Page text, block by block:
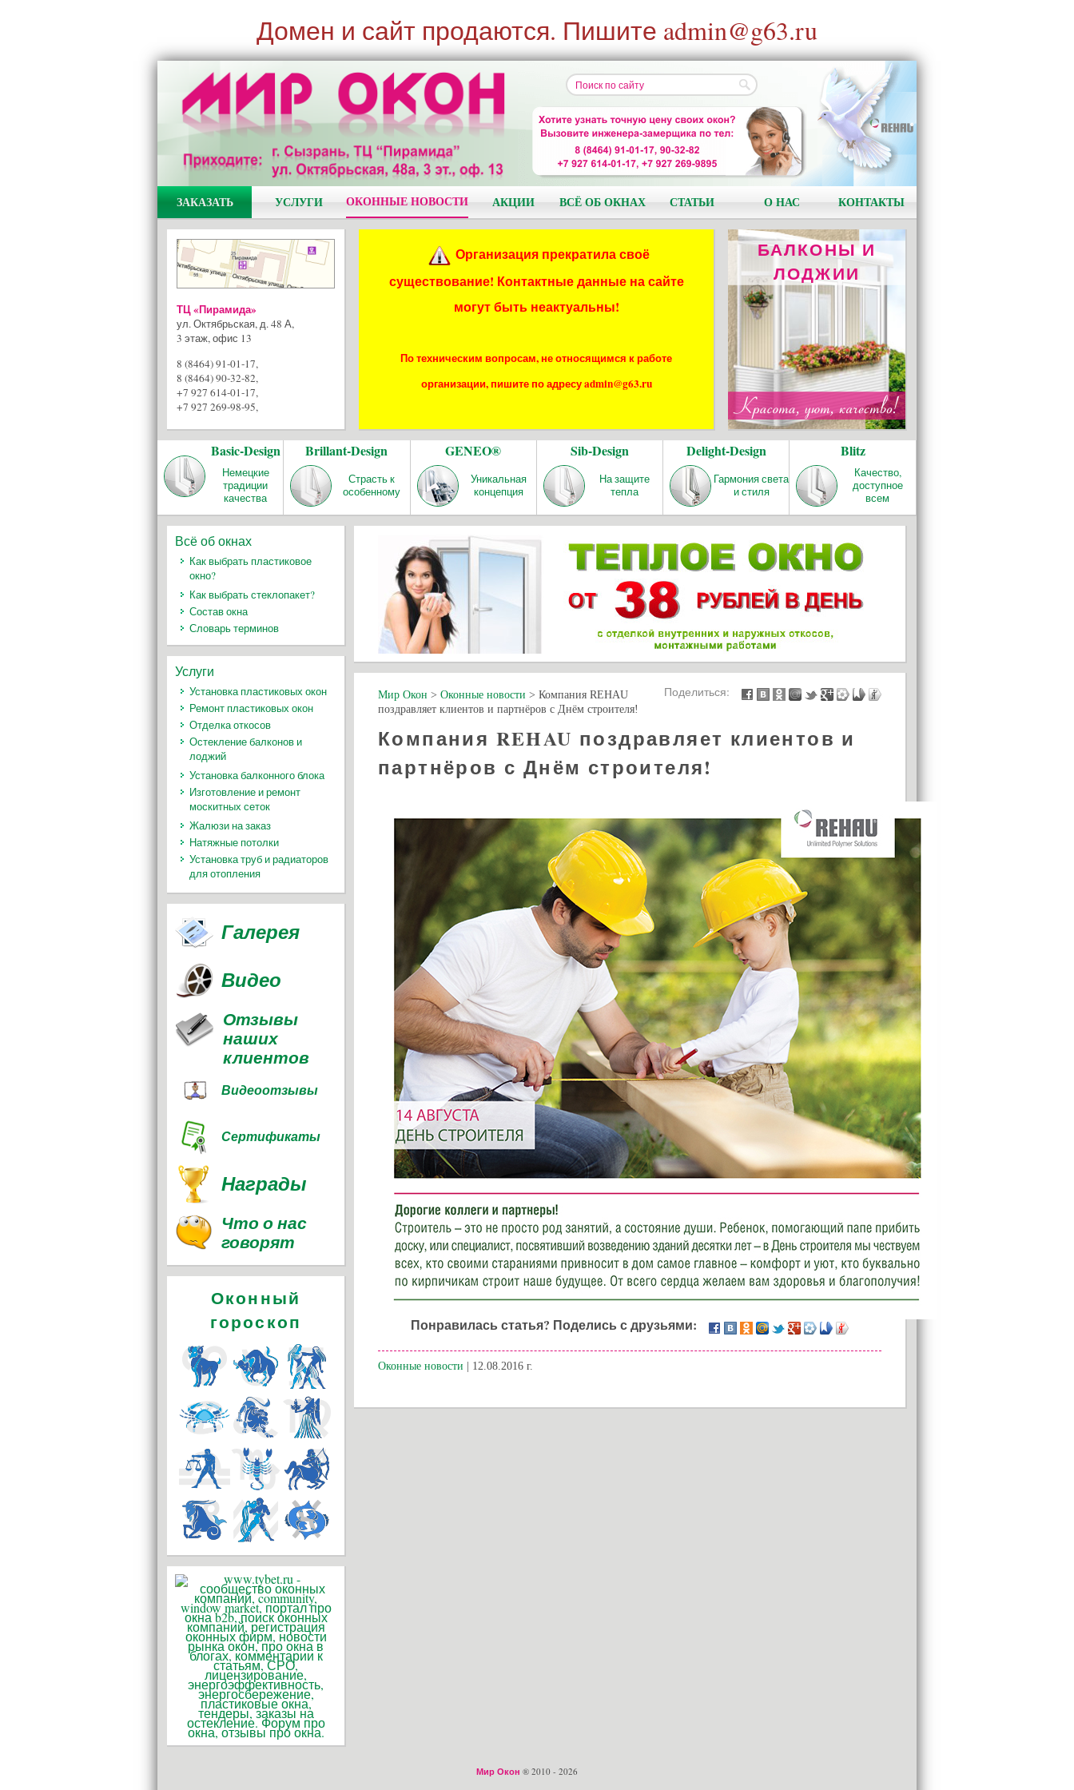
Домен и сайт продаются. Пишите admin@g63.ru
ЗАКАЗАТЬ УСЛУГИ ОКОННЫЕ НОВОСТИ АКЦИИ ВСЁ ОБ ОКНАХ СТАТЬИ О НАС КОНТАКТЫ
ТЦ «Пирамида»
ул. Октябрьская, д. 48 А,
3 этаж, офис 13
8 (8464) 91-01-17,
8 (8464) 90-32-82,
+7 927 614-01-17,
+7 927 269-98-95,
Организация прекратила своё
существование! Контактные данные на сайте
могут быть неактуальны!
По техническим вопросам, не относящимся к работе
организации, пишите по адресу admin@g63.ru
ОТОПЛЕНИЕ
REHAU RAUTITAN
Качество и надёжность!
БАЛКОНЫ И
ЛОДЖИИ
АКЦИЯ!
Установи окно и получи
в подарок подарочный
сертификат на сумму
1000 рублей!
Basic-Design
Немецкие
традиции
качества
Brillant-Design
Страсть к
особенному
GENEO®
Уникальная
концепция
Sib-Design
На защите
тепла
Delight-Design
Гармония света
и стиля
Blitz
Качество,
доступное
всем
Поделиться:
Мир Окон > Оконные новости > Компания REHAU
поздравляет клиентов и партнёров с Днём строителя!
Компания REHAU поздравляет клиентов и
партнёров с Днём строителя!
Понравилась статья? Поделись с друзьями:
Оконные новости | 12.08.2016 г.
Всё об окнах
Как выбрать пластиковое
окно?
Как выбрать стеклопакет?
Состав окна
Словарь терминов
Услуги
Установка пластиковых окон
Ремонт пластиковых окон
Отделка откосов
Остекление балконов и
лоджий
Установка балконного блока
Изготовление и ремонт
москитных сеток
Жалюзи на заказ
Натяжные потолки
Установка труб и радиаторов
для отопления
Галерея
Видео
Отзывы
наших
клиентов
Видеоотзывы
Сертификаты
Награды
Что о нас
говорят
Оконный
гороскоп
Мир Окон ® 2010 - 2026